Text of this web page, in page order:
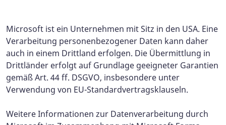
Microsoft ist ein Unternehmen mit Sitz in den USA. Eine
Verarbeitung personenbezogener Daten kann daher
auch in einem Drittland erfolgen. Die Übermittlung in
Drittländer erfolgt auf Grundlage geeigneter Garantien
gemäß Art. 44 ff. DSGVO, insbesondere unter
Verwendung von EU-Standardvertragsklauseln.
Weitere Informationen zur Datenverarbeitung durch